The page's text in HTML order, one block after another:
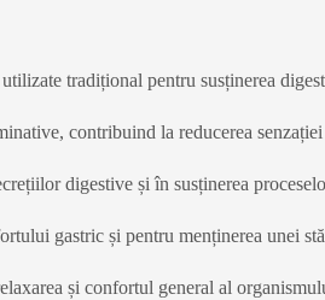
tradițional pentru susținerea
contribuind la reducerea
digestive și în susținerea
gastric și pentru menținerea unei
și confortul general al